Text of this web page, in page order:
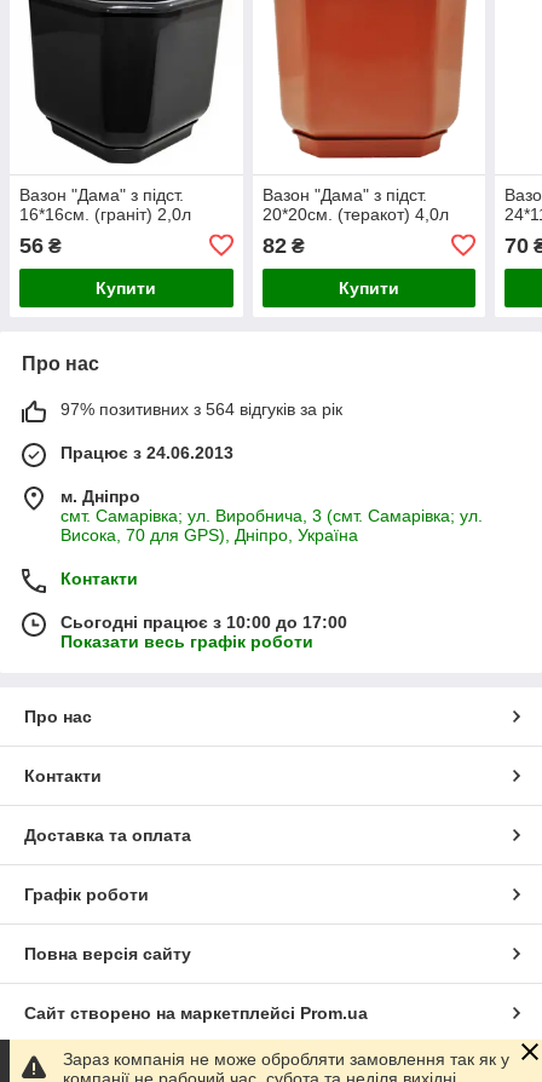
Вазон "Дама" з підст.
16*16см. (граніт) 2,0л
56 ₴
Купити
Вазон "Дама" з підст.
20*20см. (теракот) 4,0л
82₴
Купити
70
Про нас
97% позитивних з 564 відгуків за рік
Працює з 24.06.2013
м. Дніпро
смт. Самарівка; ул. Виробнича, 3 (смт. Самарівка; ул.
Висока, 70 для GPS), Дніпро, Україна
Контакти
Сьогодні працює з 10:00 до 17:00
Показати весь графік роботи
Про нас
Контакти
Доставка та оплата
Графік роботи
Повна версія сайту
Сайт створено на маркетплейсі Prom.ua
Політика конфіденційності
Зараз компанія не може обробляти замовлення так як у